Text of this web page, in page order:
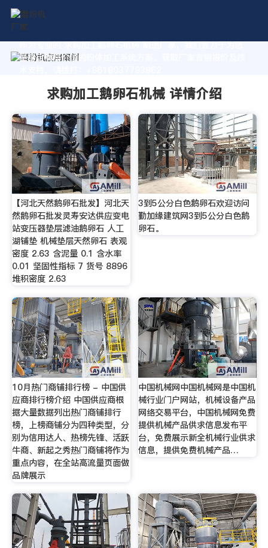
作为专业的 求购加工鹅卵石机械 制造厂家，我们致力于为您
量身定制高价值的粉体加工系统方案。获取厂家直销报价及技
求购加工鹅卵石机械 详情介绍
【河北天然鹅卵石批发】河北天
然鹅卵石批发灵寿安达供应变电
站变压器垫层滤油鹅卵石 人工
湖铺垫 机械垫层天然卵石 表观
密度 2.63 含泥量 0.1 含水率
0.01 坚固性指标 7 货号 8896
堆积密度 2.63
3到5公分白色鹅卵石欢迎访问
勤加缘建筑网3到5公分白色鹅
卵石。
10月热门商铺排行榜 - 中国供
应商排行榜介绍 中国供应商根
据大量数据列出热门商铺排行
榜，上榜商铺分为四种类型，分
别为信用达人、热榜先锋、活跃
牛商、新起之秀热门商铺将作为
重点内容，在全站高流量页面做
品牌展示
中国机械网中国机械网是中国机
械行业门户网站，机械设备产品
网络交易平台，中国机械网免费
提供机械产品供求信息发布平
台，免费展示新全机械行业供求
信息，提供免费机械产品…